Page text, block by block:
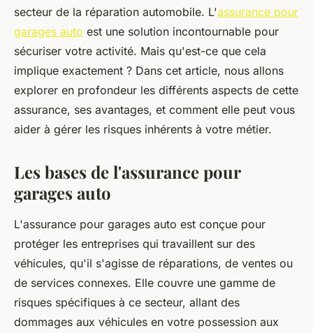
secteur de la réparation automobile. L'assurance pour
garages auto est une solution incontournable pour
sécuriser votre activité. Mais qu'est-ce que cela
implique exactement ? Dans cet article, nous allons
explorer en profondeur les différents aspects de cette
assurance, ses avantages, et comment elle peut vous
aider à gérer les risques inhérents à votre métier.
Les bases de l'assurance pour
garages auto
L'assurance pour garages auto est conçue pour
protéger les entreprises qui travaillent sur des
véhicules, qu'il s'agisse de réparations, de ventes ou
de services connexes. Elle couvre une gamme de
risques spécifiques à ce secteur, allant des
dommages aux véhicules en votre possession aux